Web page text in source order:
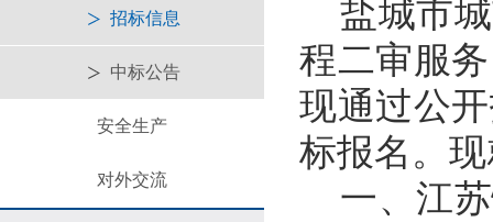
招标信息
中标公告
安全生产
对外交流
盐城市
程二审服务
现通过公
标报名。
一、江